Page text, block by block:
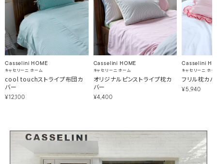
Casselini HOME
キャセリーニ ホーム
cool touchストライプ布団カ
バー
¥12,100
Casselini HOME
キャセリーニ ホーム
オリジナルピンストライプ枕カ
バー
¥4,400
Casselini
キャセリーニ ホー
フリル枕カ
¥5,940